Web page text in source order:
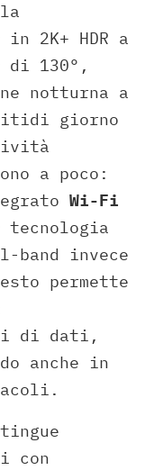
2K+ HDR a
130°,
notturna a
giorno
a poco:
Wi-Fi
tecnologia
band invece
permette
di dati,
anche in
con